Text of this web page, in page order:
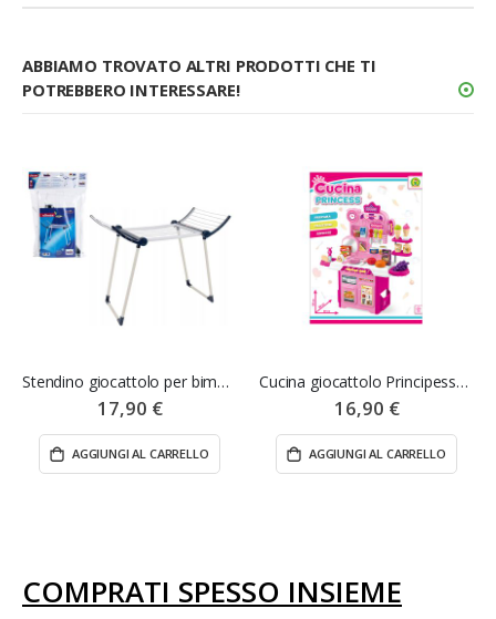
ABBIAMO TROVATO ALTRI PRODOTTI CHE TI
POTREBBERO INTERESSARE!
Stendino giocattolo per bimbi Vileda
17,90 €
AGGIUNGI AL CARRELLO
Cucina giocattolo Principesse rosa - Mazzeo Giocattoli
16,90 €
AGGIUNGI AL CARRELLO
COMPRATI SPESSO INSIEME